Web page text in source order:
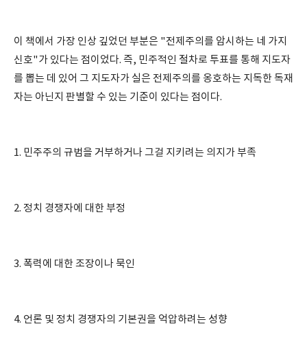
이 책에서 가장 인상 깊었던 부분은 "전제주의를 암시하는 네 가지
신호"가 있다는 점이었다. 즉, 민주적인 절차로 투표를 통해 지도자
를 뽑는 데 있어 그 지도자가 실은 전제주의를 옹호하는 지독한 독재
자는 아닌지 판별할 수 있는 기준이 있다는 점이다.
1. 민주주의 규범을 거부하거나 그걸 지키려는 의지가 부족
2. 정치 경쟁자에 대한 부정
3. 폭력에 대한 조장이나 묵인
4. 언론 및 정치 경쟁자의 기본권을 억압하려는 성향